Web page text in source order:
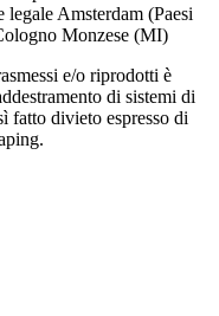
Amsterdam (Paesi
Monzese (MI)
e/o riprodotti è
di sistemi di
fatto divieto espresso di